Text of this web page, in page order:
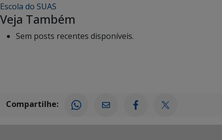
Escola do SUAS
Veja Também
Sem posts recentes disponíveis.
Compartilhe: